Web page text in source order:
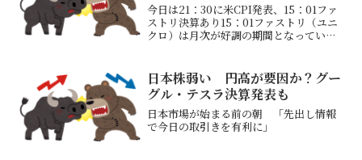
今日は21：30に米CPI発表、15：01ファ
ストリ決算あり15：01ファストリ（ユニ
クロ）は月次が好調の期間となっている
もあるし、空売り残が多いため踏み上げ
上昇の可能...
日本株弱い 円高が要因か？グー
グル・テスラ決算発表も
日本市場が始まる前の朝 「先出し情報
で今日の取引きを有利に」